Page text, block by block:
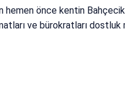
hemen önce kentin
ve bürokratları dostluk